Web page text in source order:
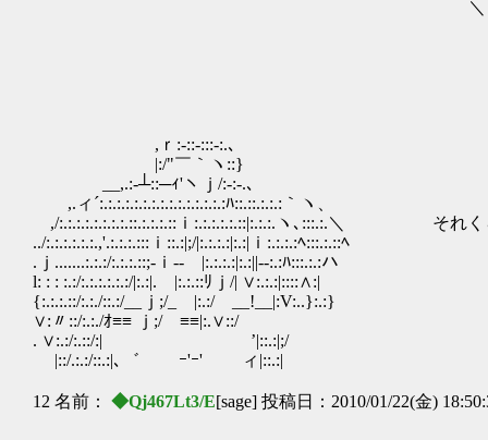
＼ ⊂ ヽ
,ｒ:-::‐:::-:.､
|:/"￣｀ヽ::}
__,.:-┴::─ｨ'ヽｊ/:‐:-.､
,.ィ´:.:.:.:.:.:.:.:.:.:.:.:.:.:.:ﾊ::.::.:.:.:｀ヽ、
,/:.:.:.:.:.:.:.:.::.:.:.:.::ｉ:.:.:.:.:.::|:.:.:.ヽ､:::.:.＼ それく
../:.:.:.:.:.:.,'.:.:.:.:::ｉ::.:|;/|:.:.:.:|:.:|ｉ:.:.:.:ﾍ:::.:.::ﾍ
.ｊ.......:.:.:/:.:.:.::;-ｉ‐- |:.:.:.:|:.:||‐-:.:ﾊ:::.:.:ハ
l: : : :.:/:.:.:.:.:.:/|:.:|. |:.:.::ﾘｊ/| ∨:.:.:|::::∧:|
{:.:.:.::/:.:./::.:/__ｊ;/_ |:.:/ __!__|:V:..}:.:}
∨:〃::/:.:./ｵ≡≡ ｊ;/ ≡≡|:.∨::/
. ∨:.:/:.::/:| ’|::.:|;/
|::/.:.:/::.:|､゛ ｰ'ｰ' ィ|::.:|
12 名前： ◆Qj467Lt3/E[sage] 投稿日：2010/01/22(金)